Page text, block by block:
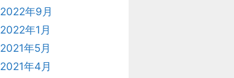
2022年9月
2022年1月
2021年5月
2021年4月